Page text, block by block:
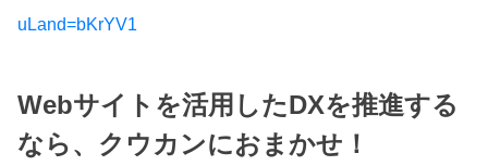
uLand=bKrYV1
Webサイトを活用したDXを推進する
なら、クウカンにおまかせ！